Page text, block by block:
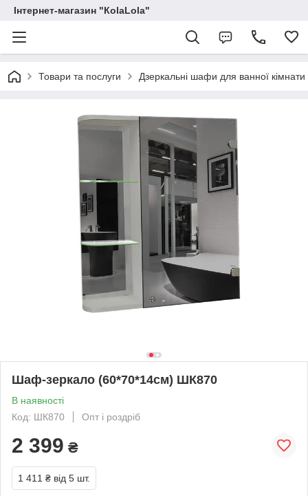
Інтернет-магазин "КоlaLola"
Товари та послуги Дзеркальні шафи для ванної кімнати
Шаф-зеркало (60*70*14см) ШК870
В наявності
Код: ШК870
Опт і роздріб
2 399 ₴
1 411 ₴ від 5 шт.